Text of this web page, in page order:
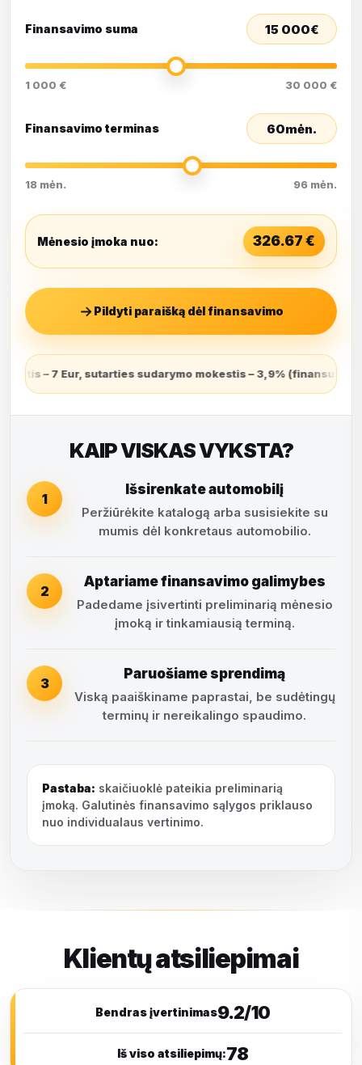
Finansavimo suma 15 000€
1 000 € 30 000 €
Finansavimo terminas 60mėn.
18 mėn. 96 mėn.
Mėnesio įmoka nuo: 326.67 €
Pildyti paraišką dėl finansavimo
mokestis – 3,9% (finansuojamas sutarties sudarymo
KAIP VISKAS VYKSTA?
1
Išsirenkate automobilį
Peržiūrėkite katalogą arba susisiekite su
mumis dėl konkretaus automobilio.
2
Aptariame finansavimo galimybes
Padedame įsivertinti preliminarią mėnesio
įmoką ir tinkamiausią terminą.
3
Paruošiame sprendimą
Viską paaiškiname paprastai, be sudėtingų
terminų ir nereikalingo spaudimo.
Pastaba: skaičiuoklė pateikia preliminarią
įmoką. Galutinės finansavimo sąlygos priklauso
nuo individualaus vertinimo.
Klientų atsiliepimai
Bendras įvertinimas9.2/10
Iš viso atsiliepimų:78